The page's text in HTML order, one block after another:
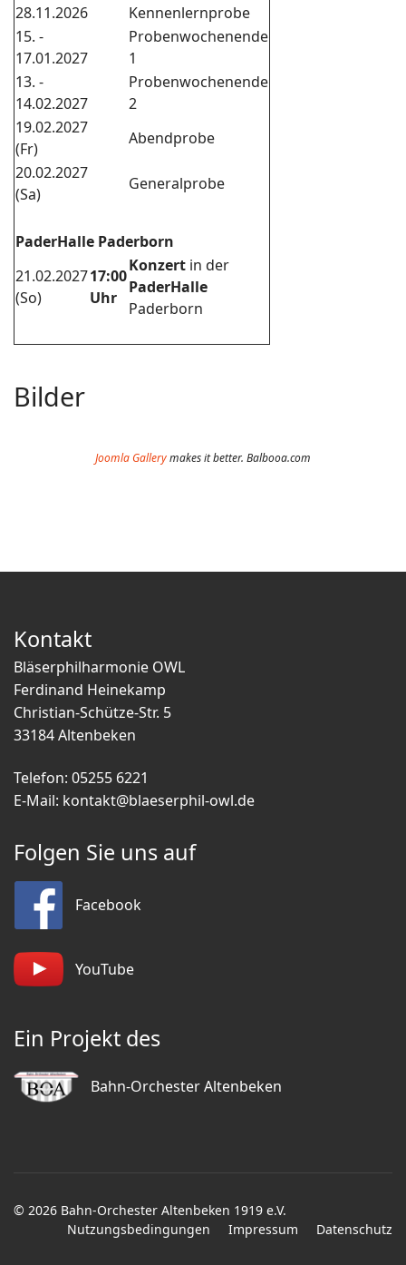
28.11.2026
Kennenlernprobe
15. -
17.01.2027
Probenwochenende
1
13. -
14.02.2027
Probenwochenende
2
19.02.2027
(Fr)
Abendprobe
20.02.2027
(Sa)
Generalprobe
PaderHalle Paderborn
21.02.2027
(So)
17:00
Uhr
Konzert in der
PaderHalle
Paderborn
Bilder
Joomla Gallerymakes it better. Balbooa.com
Kontakt
Bläserphilharmonie OWL
Ferdinand Heinekamp
Christian-Schütze-Str. 5
33184 Altenbeken
Telefon: 05255 6221
E-Mail: kontakt@blaeserphil-owl.de
Folgen Sie uns auf
Facebook
YouTube
Ein Projekt des
Bahn-Orchester Altenbeken
© 2026 Bahn-Orchester Altenbeken 1919 e.V.
Nutzungsbedingungen
Impressum Datenschutz